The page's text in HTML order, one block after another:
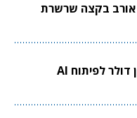
צוואר הבקבוק הבא בשוק ה-AI אורב בקצה שרשרת
Limitless Labs גייסה 20 מיליון דולר לפיתוח AI